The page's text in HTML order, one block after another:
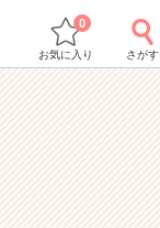
お気に入り
0
さがす